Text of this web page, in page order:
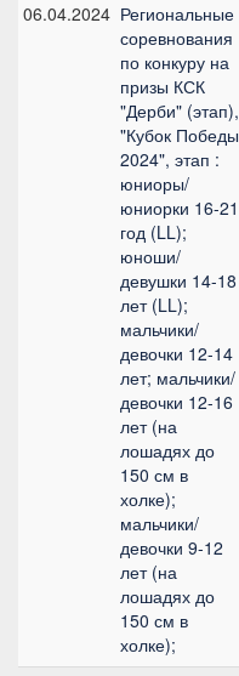
06.04.2024 Региональные
соревнования
по конкуру на
призы КСК
"Дерби" (этап),
"Кубок Победы
2024", этап :
юниоры/
юниорки 16-21
год (LL);
юноши/
девушки 14-18
лет (LL);
мальчики/
девочки 12-14
лет; мальчики/
девочки 12-16
лет (на
лошадях до
150 см в
холке);
мальчики/
девочки 9-12
лет (на
лошадях до
150 см в
холке);